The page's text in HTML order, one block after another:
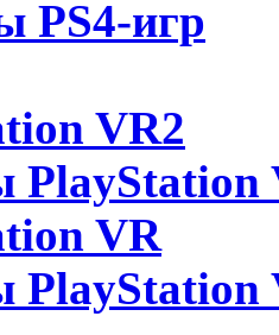
PS4-игр
VR2
PlayStation
VR
PlayStation